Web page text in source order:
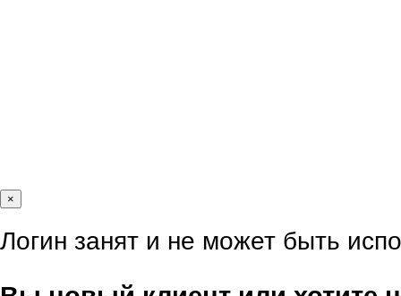
×
Логин занят и не может быть